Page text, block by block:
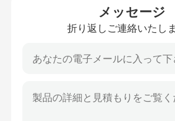
海洋の鋼材
海洋のプロペラ シャフト
メッセージ
折り返しご連絡いたし